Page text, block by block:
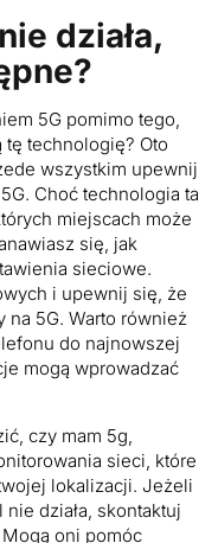
działa,
5G pomimo tego,
tę technologię? Oto
wszystkim upewnij
Choć technologia ta
miejscach może
się, jak
sieciowe.
i upewnij się, że
5G. Warto również
do najnowszej
mogą wprowadzać
czy mam 5g,
sieci, które
lokalizacji. Jeżeli
działa, skontaktuj
oni pomóc